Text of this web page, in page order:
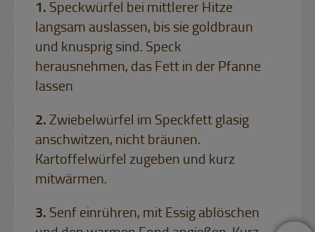
Speckwürfel bei mittlerer Hitze
langsam auslassen, bis sie goldbraun
und knusprig sind. Speck
herausnehmen, das Fett in der Pfanne
lassen
Zwiebelwürfel im Speckfett glasig
anschwitzen, nicht bräunen.
Kartoffelwürfel zugeben und kurz
mitwärmen.
Senf einrühren, mit Essig ablöschen